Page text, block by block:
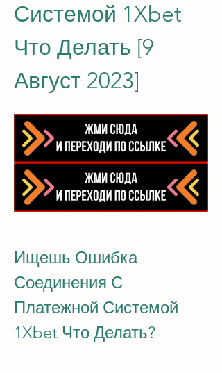
Системой 1Xbet
Что Делать [9
Август 2023]
Ищешь Ошибка
Соединения С
Платежной Системой
1Xbet Что Делать?